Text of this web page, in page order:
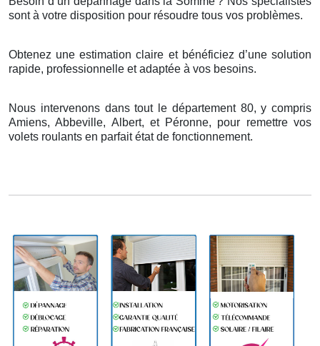
sontà votre disposition pour résoudre tous vos probl èmes.
Obtenez une estimation claire et bénéficiez d’une solution
rapide, professionnelle et adaptée à vos besoins.
Nous intervenons dans tout le département 80, y compris
Amiens, Abbeville, Albert, et Péronne, pour remettre vos
volets roulants en parfait état de fonctionnement.